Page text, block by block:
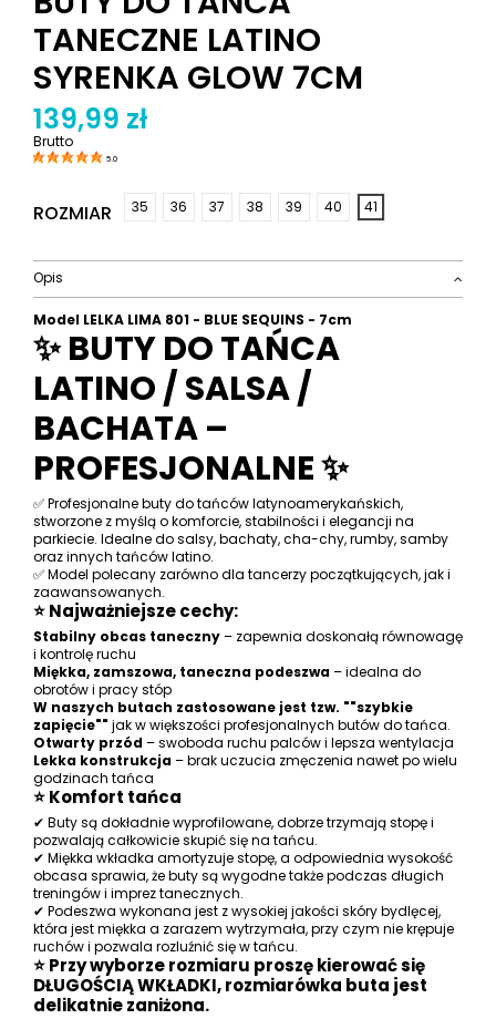
TANECZNE LATINO
SYRENKA GLOW 7CM
139,99 zł
Brutto
5.0
ROZMIAR 35 36 37 38 39 40 41
Opis
Model LELKA LIMA 801 - BLUE SEQUINS - 7cm
✨ BUTY DO TAŃCA
LATINO / SALSA /
BACHATA –
PROFESJONALNE ✨
✅ Profesjonalne buty do tańców latynoamerykańskich,
stworzone z myślą o komforcie, stabilności i elegancji na
parkiecie. Idealne do salsy, bachaty, cha-chy, rumby, samby
oraz innych tańców latino.
✅ Model polecany zarówno dla tancerzy początkujących, jak i
zaawansowanych.
⭐ Najważniejsze cechy:
Stabilny obcas taneczny– zapewnia doskonałą równowagę
i kontrolę ruchu
Miękka, zamszowa, taneczna podeszwa– idealna do
obrotów i pracy stóp
W naszych butach zastosowane jest tzw. ""szybkie
zapięcie""jak w większości profesjonalnych butów do tańca.
Otwarty przód– swoboda ruchu palców i lepsza wentylacja
Lekka konstrukcja– brak uczucia zmęczenia nawet po wielu
godzinach tańca
⭐ Komfort tańca
✔ Buty są dokładnie wyprofilowane, dobrze trzymają stopę i
pozwalają całkowicie skupić się na tańcu.
✔ Miękka wkładka amortyzuje stopę, a odpowiednia wysokość
obcasa sprawia, że buty są wygodne także podczas długich
treningów i imprez tanecznych.
✔ Podeszwa wykonana jest z wysokiej jakości skóry bydlęcej,
która jest miękka a zarazem wytrzymała, przy czym nie krępuje
ruchów i pozwala rozluźnić się w tańcu.
⭐ Przy wyborze rozmiaru proszę kierować się
DŁUGOŚCIĄ WKŁADKI, rozmiarówka buta jest
delikatnie zaniżona.